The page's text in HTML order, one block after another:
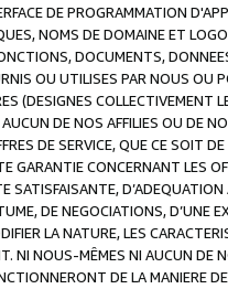
DE PROGRAMMATION
NOMS DE DOMAINE ET
DOCUMENTS,
OU UTILISES PAR NOUS OU
(DESIGNES COLLECTIVEMENT
DE NOS AFFILIES OU DE
DE SERVICE, QUE CE SOIT
GARANTIE CONCERNANT LES
SATISFAISANTE,
DE NEGOCIATIONS, D’UNE
LA NATURE, LES
NI NOUS-MÊMES NI AUCUN DE
DE LA MANIERE